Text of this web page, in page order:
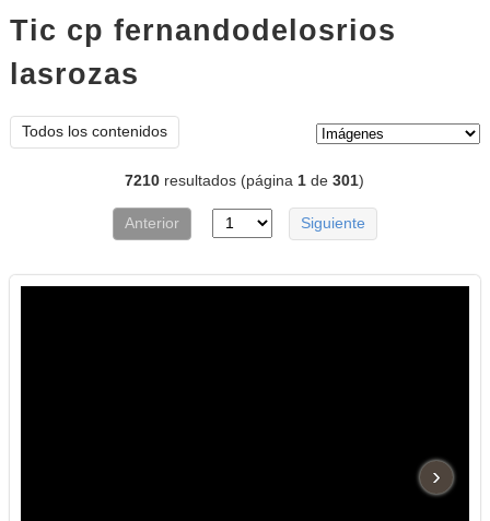
Tic cp fernandodelosrios
lasrozas
Todos los contenidos
7210 resultados (página1 de301)
Anterior Siguiente
›